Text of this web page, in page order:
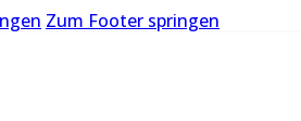
Zum Footer springen